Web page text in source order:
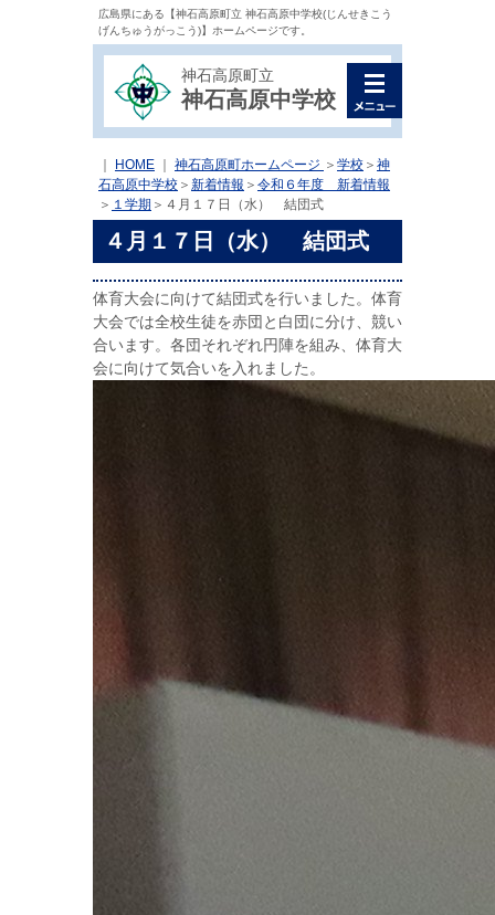
広島県にある【神石高原町立 神石高原中学校(じんせきこう
げんちゅうがっこう)】ホームページです。
神石高原町立
神石高原中学校
HOME 神石高原町ホームページ ＞ 学校 ＞ 神
石高原中学校 ＞ 新着情報 ＞ 令和６年度 新着情報
＞ １学期 ＞ ４月１７日（水） 結団式
４月１７日（水） 結団式
体育大会に向けて結団式を行いました。体育
大会では全校生徒を赤団と白団に分け、競い
合います。各団それぞれ円陣を組み、体育大
会に向けて気合いを入れました。